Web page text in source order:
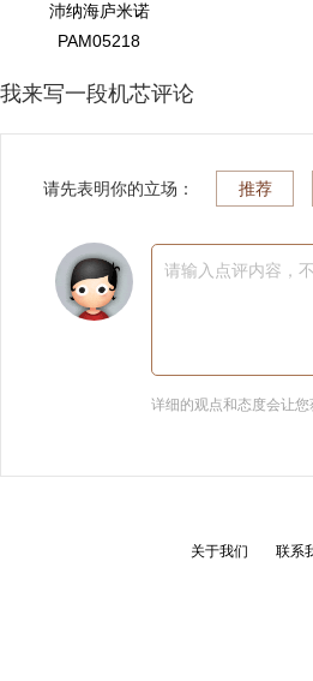
沛纳海庐米诺
PAM05218
我来写一段机芯评论
请先表明你的立场： 推荐
请输入点评内容，
详细的观点和态度会让
关于我们 联系